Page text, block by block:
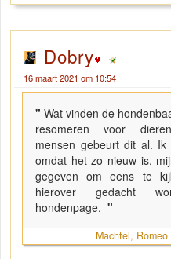
Dobry
16 maart 2021 om 10:54
"Wat vinden de
resomeren voor
mensen gebeurt dit al. Ik
omdat het zo nieuw is,
gegeven om eens te
hierover gedacht
hondenpage. "
Machtel,